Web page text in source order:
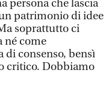
persona che lascia
patrimonio di idee
soprattutto ci
né come
consenso, bensì
critico. Dobbiamo